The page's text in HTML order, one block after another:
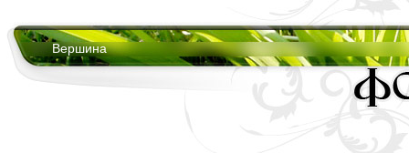
Вершина